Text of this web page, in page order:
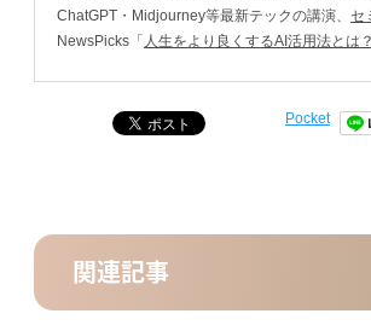
ChatGPT・Midjourney等最新テックの講演、 セ
NewsPicks「 人生をより良くするAI活用法とは？
Pocket
関連記事